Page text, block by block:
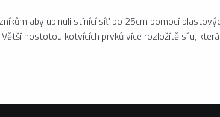
aby uplnuli stínící síť po 25cm pomocí
hostotou kotvících prvků více rozložítě sílu,